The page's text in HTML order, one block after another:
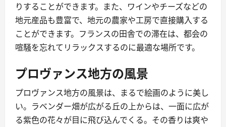
りすることができます。また、ワインやチーズなどの
地元産品も豊富で、地元の農家や工房で直接購入する
ことができます。フランスの田舎での滞在は、都会の
喧騒を忘れてリラックスするのに最適な場所です。
プロヴァンス地方の風景
プロヴァンス地方の風景は、まるで絵画のように美し
い。ラベンダー畑が広がる丘の上からは、一面に広が
る紫色の花々が目に飛び込んでくる。その香りは爽や